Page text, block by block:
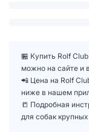
🏪 Купить Rolf
можно на сайте и
📲 Цена на Rolf
ниже в нашем
📒 Подробная
для собак